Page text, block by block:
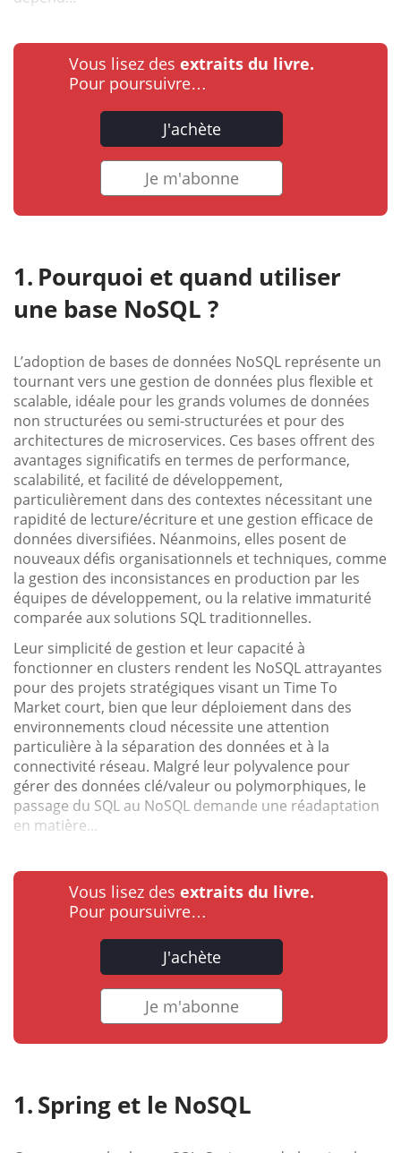
Vous lisez des extraits du livre.
Pour poursuivre…
J'achète
Je m'abonne
Pourquoi et quand utiliser
une base NoSQL ?
L’adoption de bases de données NoSQL représente un
tournant vers une gestion de données plus flexible et
scalable, idéale pour les grands volumes de données
non structurées ou semi-structurées et pour des
architectures de microservices. Ces bases offrent des
avantages significatifs en termes de performance,
scalabilité, et facilité de développement,
particulièrement dans des contextes nécessitant une
rapidité de lecture/écriture et une gestion efficace de
données diversifiées. Néanmoins, elles posent de
nouveaux défis organisationnels et techniques, comme
la gestion des inconsistances en production par les
équipes de développement, ou la relative immaturité
comparée aux solutions SQL traditionnelles.
Leur simplicité de gestion et leur capacité à
fonctionner en clusters rendent les NoSQL attrayantes
pour des projets stratégiques visant un Time To
Market court, bien que leur déploiement dans des
environnements cloud nécessite une attention
particulière à la séparation des données et à la
connectivité réseau. Malgré leur polyvalence pour
gérer des données clé/valeur ou polymorphiques, le
passage du SQL au NoSQL demande une réadaptation
en matière...
Vous lisez des extraits du livre.
Pour poursuivre…
J'achète
Je m'abonne
Spring et le NoSQL